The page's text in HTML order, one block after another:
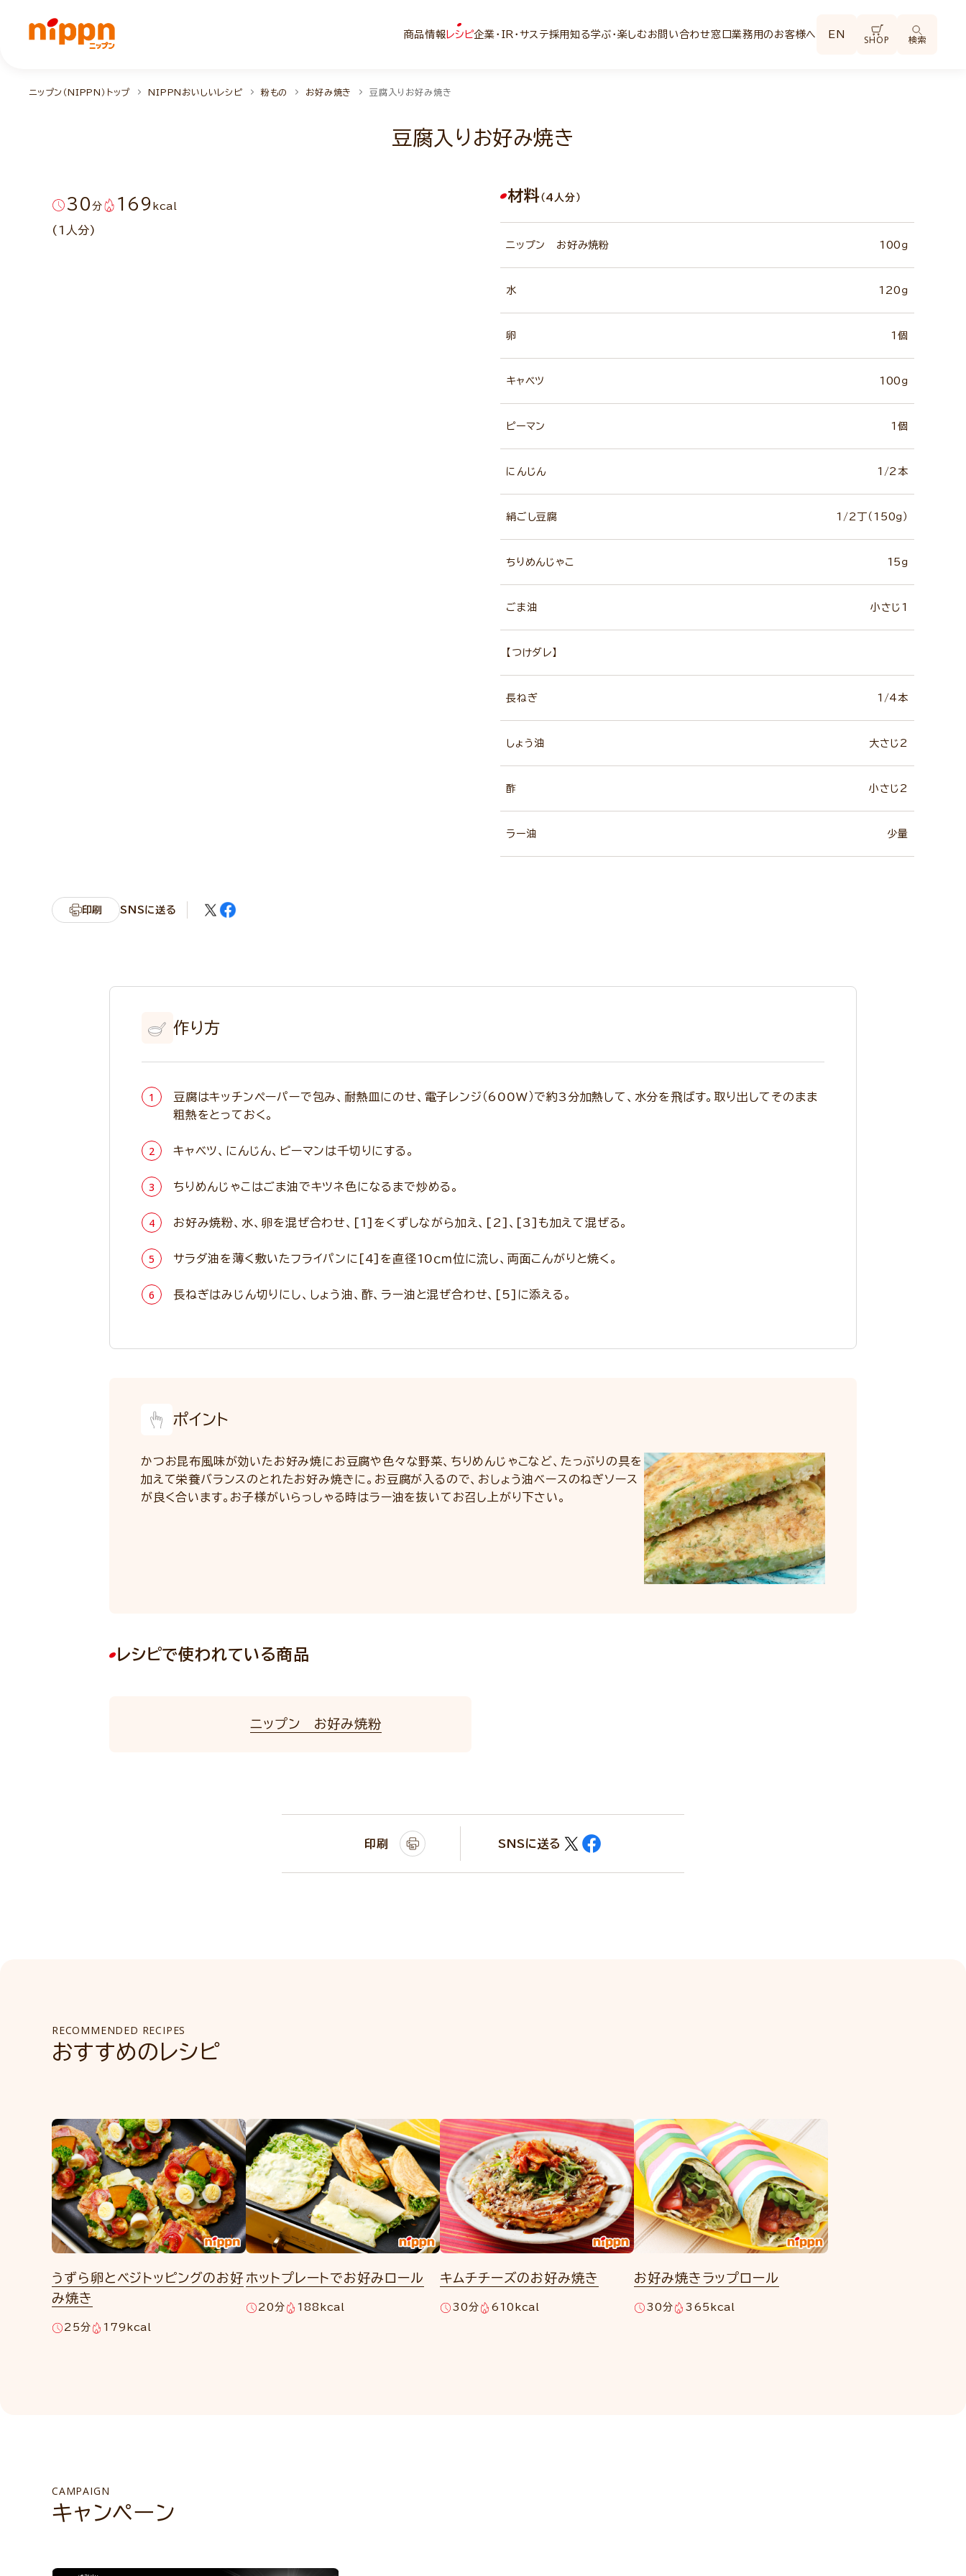
商品情報 レシピ企業・IR・サステ採用知る学ぶ・楽しむお問い合わせ窓口業務用のお客様へ EN SHOP 検索
ニップン（NIPPN）トップ NIPPNおいしいレシピ 粉もの お好み焼き 豆腐入りお好み焼き
豆腐入りお好み焼き
30 分 169 kcal
(1人分)
材料 （4人分）
ニップン お好み焼粉 100ｇ
水 120ｇ
卵 1個
キャベツ 100ｇ
ピーマン 1個
にんじん 1/2本
絹ごし豆腐 1/2丁（150ｇ）
ちりめんじゃこ 15ｇ
ごま油 小さじ1
【つけダレ】
長ねぎ 1/4本
しょう油 大さじ2
酢 小さじ2
ラー油 少量
印刷 SNSに送る
作り方
豆腐はキッチンペーパーで包み、耐熱皿にのせ、電子レンジ（600W）で約3分加熱して、水分を飛ばす。取り出してそのまま
粗熱をとっておく。
キャベツ、にんじん、ピーマンは千切りにする。
ちりめんじゃこはごま油でキツネ色になるまで炒める。
お好み焼粉、水、卵を混ぜ合わせ、[1]をくずしながら加え、[2]、[3]も加えて混ぜる。
サラダ油を薄く敷いたフライパンに[4]を直径10ｃｍ位に流し、両面こんがりと焼く。
長ねぎはみじん切りにし、しょう油、酢、ラー油と混ぜ合わせ、[5]に添える。
ポイント
かつお昆布風味が効いたお好み焼にお豆腐や色々な野菜、ちりめんじゃこなど、たっぷりの具を
加えて栄養バランスのとれたお好み焼きに。お豆腐が入るので、おしょう油ベースのねぎソース
が良く合います。お子様がいらっしゃる時はラー油を抜いてお召し上がり下さい。
レシピで使われている商品
ニップン お好み焼粉
印刷 SNSに送る
RECOMMENDED RECIPES
おすすめのレシピ
うずら卵とベジトッピングのお好
み焼き
25分 179kcal
ホットプレートでお好みロール
20分 188kcal
キムチチーズのお好み焼き
30分 610kcal
お好み焼きラップロール
30分 365kcal
CAMPAIGN
キャンペーン